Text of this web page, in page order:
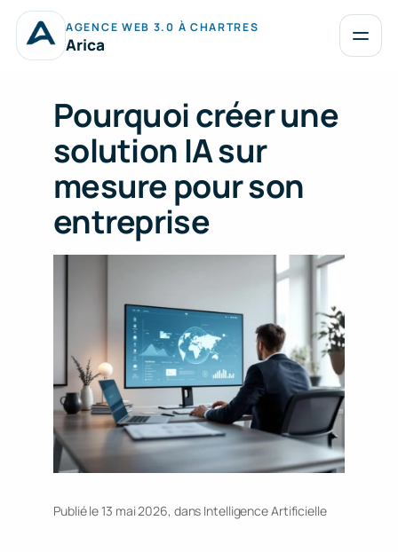
Aller
contenu
AGENCE WEB 3.0 À CHARTRES
Arica
Ouvrir
Pourquoi créer une
solution IA sur
mesure pour son
entreprise
Publié le 13 mai 2026, dans Intelligence Artificielle